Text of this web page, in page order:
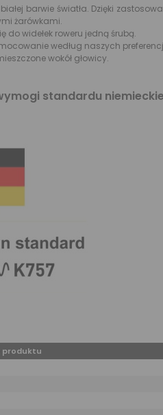
barwie światła. Dzięki
żarówkami.
widełek roweru jedną śrubą.
według naszych
wokół głowicy.
standardu
produktu